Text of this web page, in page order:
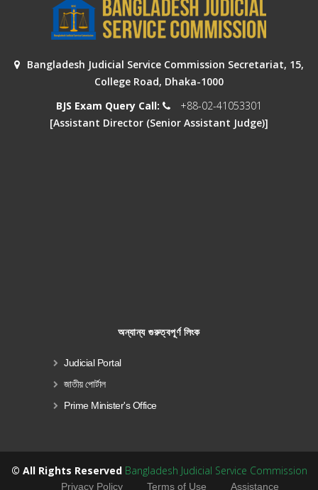
Bangladesh Judicial Service Commission Secretariat, 15,
College Road, Dhaka-1000
BJS Exam Query Call:
+88-02-41053301
[Assistant Director (Senior Assistant Judge)]
অন্যান্য গুরুত্বপূর্ণ লিংক
Judicial Portal
জাতীয় পোর্টাল
Prime Minister's Office
© All Rights Reserved Bangladesh Judicial Service Commission
Privacy Policy Terms of Use Assistance